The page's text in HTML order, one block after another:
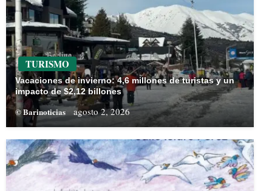
TURISMO
Vacaciones de invierno: 4,6 millones de turistas y un
impacto de $2,12 billones
© Barinoticias agosto 2, 2026